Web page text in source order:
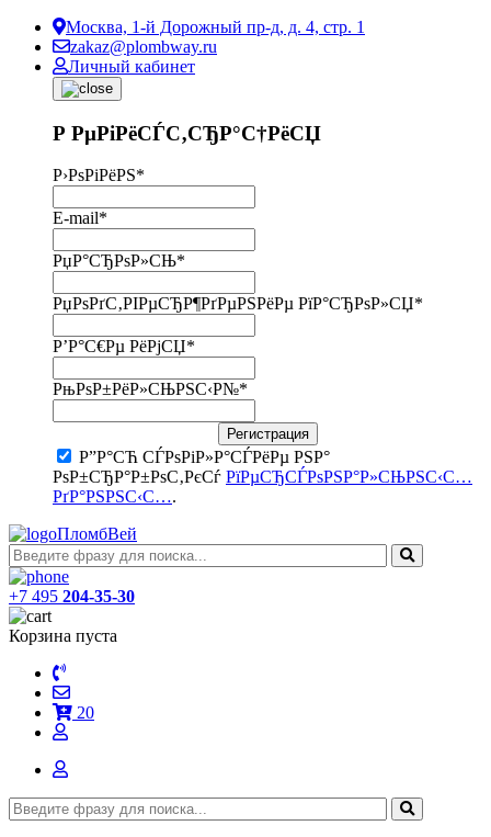
Москва, 1-й Дорожный пр-д, д. 4, стр. 1
zakaz@plombway.ru
Личный кабинет
Р РµРіРёСЃС‚СЂР°С†РёСЏ
Р›РѕРіРёРЅ*
E-mail*
РџР°СЂРѕР»СЊ*
РџРѕРґС‚РІРµСЂР¶РґРµРЅРёРµ РїР°СЂРѕР»СЏ*
Р’Р°С€Рµ РёРјСЏ*
РњРѕР±РёР»СЊРЅС‹Р№*
Регистрация
Р”Р°СЋ СЃРѕРіР»Р°СЃРёРµ РЅР°
РѕР±СЂР°Р±РѕС‚РєСѓ РїРµСЂСЃРѕРЅР°Р»СЊРЅС‹С…
РґР°РЅРЅС‹С….
ПломбВей
+7 495 204-35-30
Корзина пуста
20